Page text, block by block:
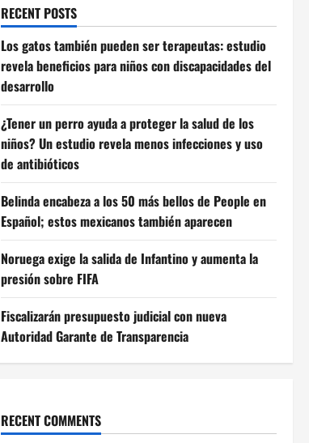
RECENT POSTS
Los gatos también pueden ser terapeutas: estudio
revela beneficios para niños con discapacidades del
desarrollo
¿Tener un perro ayuda a proteger la salud de los
niños? Un estudio revela menos infecciones y uso
de antibióticos
Belinda encabeza a los 50 más bellos de People en
Español; estos mexicanos también aparecen
Noruega exige la salida de Infantino y aumenta la
presión sobre FIFA
Fiscalizarán presupuesto judicial con nueva
Autoridad Garante de Transparencia
RECENT COMMENTS